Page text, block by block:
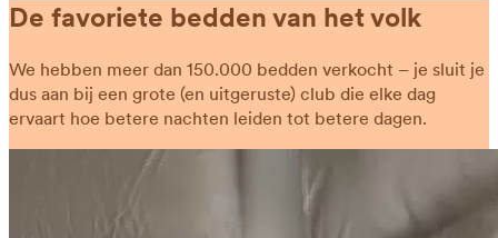
De favoriete bedden van het volk
We hebben meer dan 150.000 bedden verkocht – je sluit je
dus aan bij een grote (en uitgeruste) club die elke dag
ervaart hoe betere nachten leiden tot betere dagen.